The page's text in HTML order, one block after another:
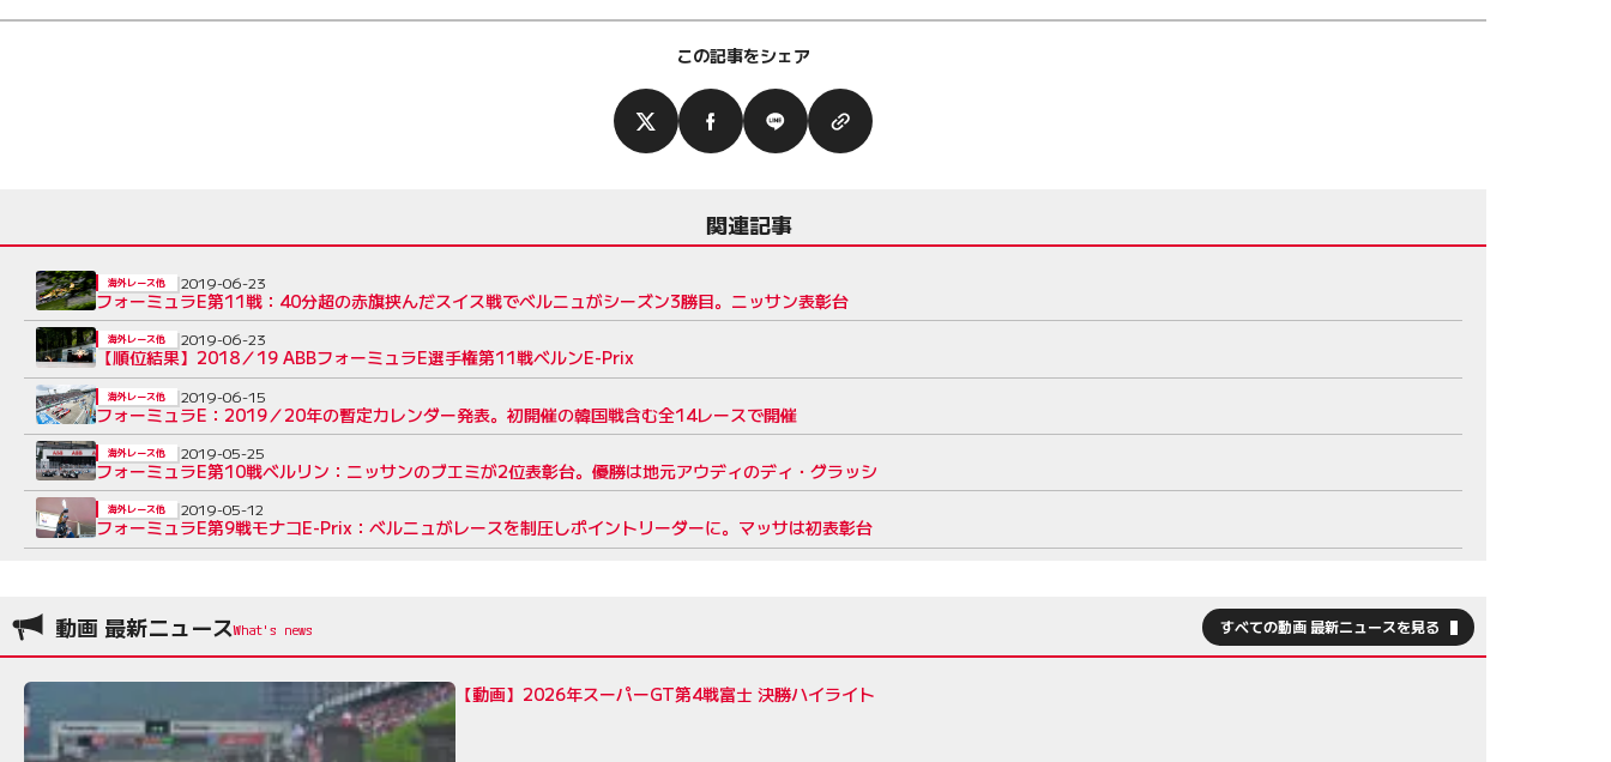
この記事をシェア
関連記事
フォーミュラE第11戦：40分超の赤旗挟んだスイス戦でベルニュがシーズン3勝目。ニッサン表彰台
海外レース他 2019-06-23
【順位結果】2018／19 ABBフォーミュラE選手権第11戦ベルンE-Prix
海外レース他 2019-06-23
フォーミュラE：2019／20年の暫定カレンダー発表。初開催の韓国戦含む全14レースで開催
海外レース他 2019-06-15
フォーミュラE第10戦ベルリン：ニッサンのブエミが2位表彰台。優勝は地元アウディのディ・グラッシ
海外レース他 2019-05-25
フォーミュラE第9戦モナコE-Prix：ベルニュがレースを制圧しポイントリーダーに。マッサは初表彰台
海外レース他 2019-05-12
動画 最新ニュース すべての動画 最新ニュースを見る
【動画】2026年スーパーGT第4戦富士 決勝ハイライト